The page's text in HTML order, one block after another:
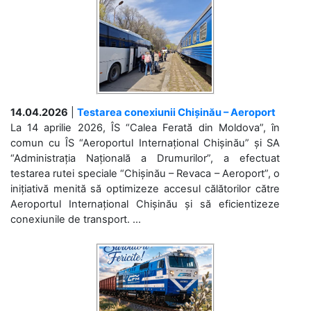
14.04.2026
Testarea conexiunii Chișinău – Aeroport
La 14 aprilie 2026, ÎS “Calea Ferată din Moldova”, în
comun cu ÎS “Aeroportul Internațional Chișinău” și SA
“Administrația Națională a Drumurilor”, a efectuat
testarea rutei speciale “Chișinău – Revaca – Aeroport”, o
inițiativă menită să optimizeze accesul călătorilor către
Aeroportul Internațional Chișinău și să eficientizeze
conexiunile de transport. ...